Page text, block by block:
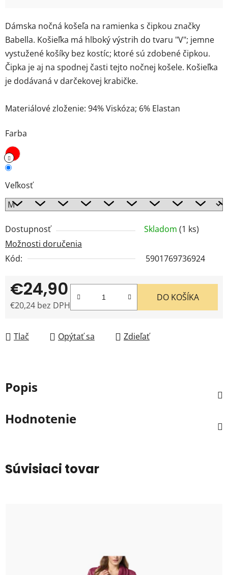
Dámska nočná košeľa na ramienka s čipkou značky
Babella. Košieľka má hlboký výstrih do tvaru "V"; jemne
vystužené košíky bez kostíc; ktoré sú zdobené čipkou.
Čipka je aj na spodnej časti tejto nočnej košele. Košieľka
je dodávaná v darčekovej krabičke.
Materiálové zloženie: 94% Viskóza; 6% Elastan
Farba
Veľkosť
Dostupnosť Skladom (1 ks)
Možnosti doručenia
Kód:
5901769736924
€24,90
€20,24 bez DPH
DO KOŠÍKA
Tlač Opýtať sa Zdieľať
Popis
Hodnotenie
Súvisiaci tovar